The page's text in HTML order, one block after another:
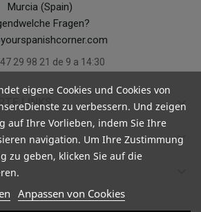
Murcia (Spain)
Fragen?
29 98 21 de 9 a 14:30
LINKS keyboard_arrow_down
keyboard_arrow_down
eigene Cookies und Cookies von
zu verbessern. Und zeigen
auf Ihre Vorlieben, indem Sie Ihre
navigation. Um Ihre Zustimmung
zu geben, klicken Sie auf die
Anpassen von Cookies